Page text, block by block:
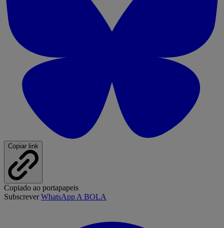
Copiar link
Copiado ao portapapeis
SubscreverWhatsApp A BOLA